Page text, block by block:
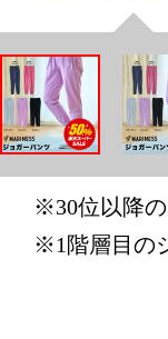
※30位以降
※1階層目の